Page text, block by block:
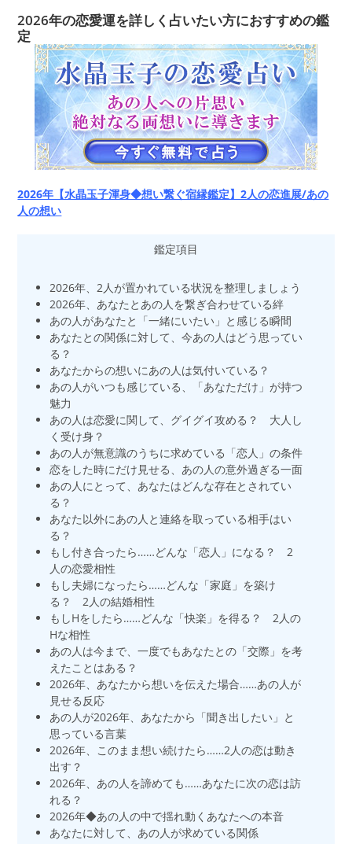
2026年の恋愛運を詳しく占いたい方におすすめの鑑
定
2026年【水晶玉子渾身◆想い繋ぐ宿縁鑑定】2人の恋進展/あの
人の想い
鑑定項目
2026年、2人が置かれている状況を整理しましょう
2026年、あなたとあの人を繋ぎ合わせている絆
あの人があなたと「一緒にいたい」と感じる瞬間
あなたとの関係に対して、今あの人はどう思ってい
る？
あなたからの想いにあの人は気付いている？
あの人がいつも感じている、「あなただけ」が持つ
魅力
あの人は恋愛に関して、グイグイ攻める？ 大人し
く受け身？
あの人が無意識のうちに求めている「恋人」の条件
恋をした時にだけ見せる、あの人の意外過ぎる一面
あの人にとって、あなたはどんな存在とされてい
る？
あなた以外にあの人と連絡を取っている相手はい
る？
もし付き合ったら……どんな「恋人」になる？ 2
人の恋愛相性
もし夫婦になったら……どんな「家庭」を築け
る？ 2人の結婚相性
もしHをしたら……どんな「快楽」を得る？ 2人の
Hな相性
あの人は今まで、一度でもあなたとの「交際」を考
えたことはある？
2026年、あなたから想いを伝えた場合……あの人が
見せる反応
あの人が2026年、あなたから「聞き出したい」と
思っている言葉
2026年、このまま想い続けたら……2人の恋は動き
出す？
2026年、あの人を諦めても……あなたに次の恋は訪
れる？
2026年◆あの人の中で揺れ動くあなたへの本音
あなたに対して、あの人が求めている関係